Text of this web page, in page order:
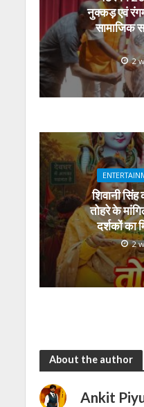
नुक्कड़ एवं
सामाजिक
2
शिवानी
तोहरे के
दर्शकों का
2
About the author
Ankit